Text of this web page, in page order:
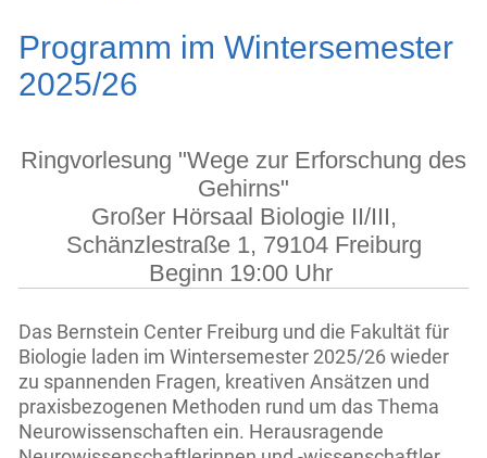
Programm im Wintersemester
2025/26
Ringvorlesung "Wege zur Erforschung des
Gehirns"
Großer Hörsaal Biologie II/III,
Schänzlestraße 1, 79104 Freiburg
Beginn 19:00 Uhr
Das Bernstein Center Freiburg und die Fakultät für
Biologie laden im Wintersemester 2025/26 wieder
zu spannenden Fragen, kreativen Ansätzen und
praxisbezogenen Methoden rund um das Thema
Neurowissenschaften ein. Herausragende